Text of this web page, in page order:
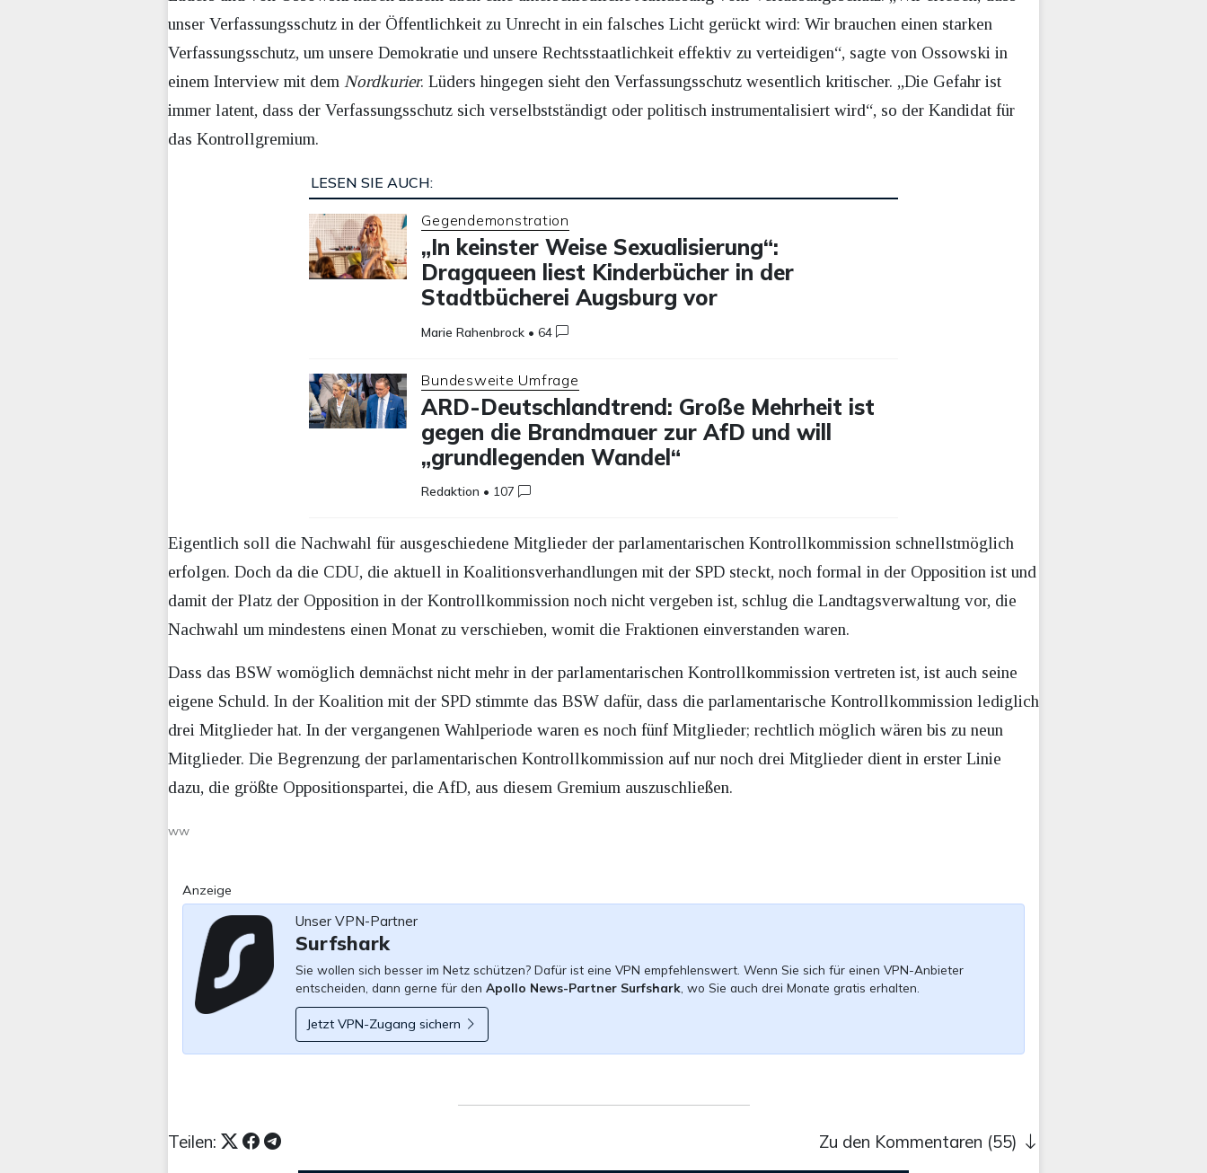
unser Verfassungsschutz in der Öffentlichkeit zu Unrecht in ein falsches Licht gerückt wird: Wir brauchen einen starken
Verfassungsschutz, um unsere Demokratie und unsere Rechtsstaatlichkeit effektiv zu verteidigen“, sagte von Ossowski in
einem Interview mit dem Nordkurier. Lüders hingegen sieht den Verfassungsschutz wesentlich kritischer. „Die Gefahr ist
immer latent, dass der Verfassungsschutz sich verselbstständigt oder politisch instrumentalisiert wird“, so der Kandidat für
das Kontrollgremium.
LESEN SIE AUCH:
Gegendemonstration
„In keinster Weise Sexualisierung“:
Dragqueen liest Kinderbücher in der
Stadtbücherei Augsburg vor
Marie Rahenbrock •64
Bundesweite Umfrage
ARD-Deutschlandtrend: Große Mehrheit ist
gegen die Brandmauer zur AfD und will
„grundlegenden Wandel“
Redaktion • 107
Eigentlich soll die Nachwahl für ausgeschiedene Mitglieder der parlamentarischen Kontrollkommission schnellstmöglich
erfolgen. Doch da die CDU, die aktuell in Koalitionsverhandlungen mit der SPD steckt, noch formal in der Opposition ist und
damit der Platz der Opposition in der Kontrollkommission noch nicht vergeben ist, schlug die Landtagsverwaltung vor, die
Nachwahl um mindestens einen Monat zu verschieben, womit die Fraktionen einverstanden waren.
Dass das BSW womöglich demnächst nicht mehr in der parlamentarischen Kontrollkommission vertreten ist, ist auch seine
eigene Schuld. In der Koalition mit der SPD stimmte das BSW dafür, dass die parlamentarische Kontrollkommission lediglich
drei Mitglieder hat. In der vergangenen Wahlperiode waren es noch fünf Mitglieder; rechtlich möglich wären bis zu neun
Mitglieder. Die Begrenzung der parlamentarischen Kontrollkommission auf nur noch drei Mitglieder dient in erster Linie
dazu, die größte Oppositionspartei, die AfD, aus diesem Gremium auszuschließen.
ww
Anzeige
Unser VPN-Partner
Surfshark
Sie wollen sich besser im Netz schützen? Dafür ist eine VPN empfehlenswert. Wenn Sie sich für einen VPN-Anbieter
entscheiden, dann gerne für den Apollo News-Partner Surfshark, wo Sie auch drei Monate gratis erhalten.
Jetzt VPN-Zugang sichern
Teilen: Zu den Kommentaren (55)